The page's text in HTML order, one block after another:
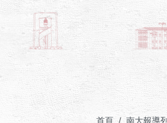
首頁
南大報導